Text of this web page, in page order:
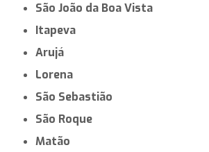
São João da Boa Vista
Itapeva
Arujá
Lorena
São Sebastião
São Roque
Matão